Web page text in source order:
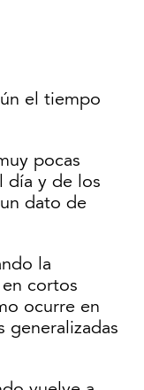
el tiempo
pocas
día y de los
dato de
la
cortos
ocurre en
generalizadas